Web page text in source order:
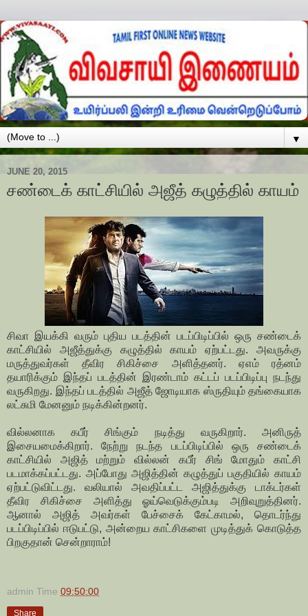
▼
JUNE 20, 2015
சண்டைக் காட்சியில் அஜீத் கழுத்தில் காயம்
சிவா இயக்கி வரும் புதிய படத்தின் படப்பிடிப்பில் ஒரு சண்டைக்
காட்சியில் அஜீத்துக்கு கழுத்தில் காயம் ஏற்பட்டது. அவருக்கு
மருத்துவர்கள் தீவிர சிகிச்சை அளித்தனர். ஏஎம் ரத்னம்
தயாரிக்கும் இந்தப் படத்தின் இரண்டாம் கட்டப் படப்பிடிப்பு நடந்து
வருகிறது. இந்தப் படத்தில் அஜீத் ஜோடியாக ஸ்ருதியும் தங்கையாக
லட்சுமி மேனனும் நடிக்கின்றனர்.
வில்லனாக கபீர் சிங்கும் நடித்து வருகிறார். அனிருத்
இசையமைக்கிறார். நேற்று நடந்த படப்பிடிப்பில் ஒரு சண்டைக்
காட்சியில் அஜித் மற்றும் வில்லன் கபீர் சிங் மோதும் காட்சி
படமாக்கப்பட்டது. அப்போது அஜித்தின் கழுத்துப் பகுதியில் காயம்
ஏற்பட்டுவிட்டது. வலியால் அவதிப்பட்ட அஜித்துக்கு டாக்டர்கள்
தீவிர சிகிச்சை அளித்து ஓய்வெடுக்கும்படி அறிவுறுத்தினர்.
ஆனால் அஜித் அவர்கள் பேச்சைக் கேட்காமல், தொடர்ந்து
படப்பிடிப்பில் ஈடுபட்டு, அன்றைய காட்சிகளை முடித்துக் கொடுத்த
பிறகுதான் சென்றாராம்!
admin Time 09:50:00
Share